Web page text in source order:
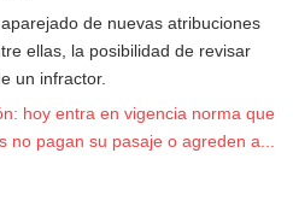
de nuevas atribuciones
ellas, la posibilidad de revisar
un infractor.
hoy entra en vigencia norma que
no pagan su pasaje o agreden a...